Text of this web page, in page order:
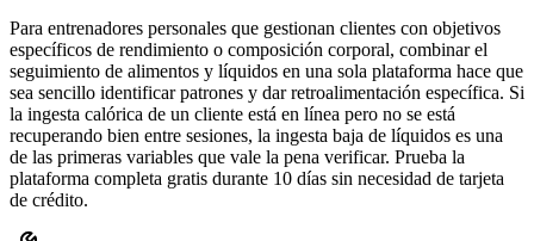
Para entrenadores personales que gestionan clientes con objetivos
específicos de rendimiento o composición corporal, combinar el
seguimiento de alimentos y líquidos en una sola plataforma hace que
sea sencillo identificar patrones y dar retroalimentación específica. Si
la ingesta calórica de un cliente está en línea pero no se está
recuperando bien entre sesiones, la ingesta baja de líquidos es una
de las primeras variables que vale la pena verificar. Prueba la
plataforma completa gratis durante 10 días sin necesidad de tarjeta
de crédito.